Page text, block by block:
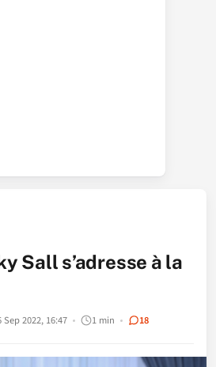
Sall s’adresse à la
Sep 2022, 16:47 1 min 18